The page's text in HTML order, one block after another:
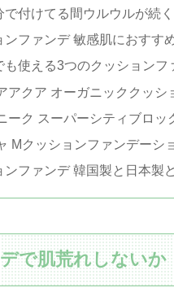
で付けてる間ウルウルが続く
ンファンデ 敏感肌におすす
も使える3つのクッションフ
アクア オーガニッククッシ
ーク スーパーシティブロ
Mクッションファンデーシ
ンファンデ 韓国製と日本製
で肌荒れしないか